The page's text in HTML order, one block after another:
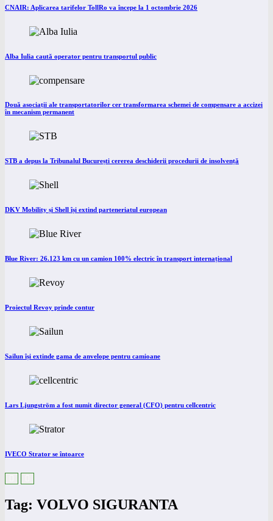
CNAIR: Aplicarea tarifelor TollRo va începe la 1 octombrie 2026
Alba Iulia caută operator pentru transportul public
Două asociații ale transportatorilor cer transformarea schemei de compensare a accizei
în mecanism permanent
STB a depus la Tribunalul București cererea deschiderii procedurii de insolvență
DKV Mobility și Shell își extind parteneriatul european
Blue River: 26.123 km cu un camion 100% electric în transport internațional
Proiectul Revoy prinde contur
Sailun își extinde gama de anvelope pentru camioane
Lars Ljungström a fost numit director general (CFO) pentru cellcentric
IVECO Strator se întoarce
Tag: VOLVO SIGURANTA